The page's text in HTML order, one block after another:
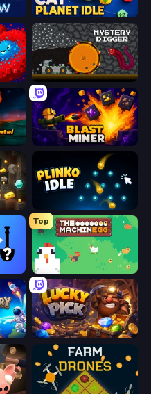
Cat Planet Idle
Mystery Digger
Flywheel Incremental: Reforged Blast Miner
Plinko Idle
Top
The MachinEGG
Lucky Pick